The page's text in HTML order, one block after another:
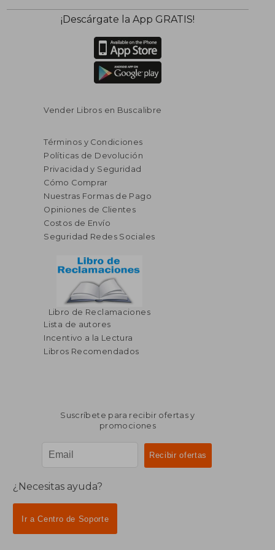
45% $ 104.22
¡Descárgate la App GRATIS!
Vender Libros en Buscalibre
Términos y Condiciones
Políticas de Devolución
Privacidad y Seguridad
Cómo Comprar
Nuestras Formas de Pago
Opiniones de Clientes
Costos de Envío
Seguridad Redes Sociales
Libro de Reclamaciones
Lista de autores
Incentivo a la Lectura
Libros Recomendados
Suscríbete para recibir ofertas y
promociones
¿Necesitas ayuda?
Ir a Centro de Soporte